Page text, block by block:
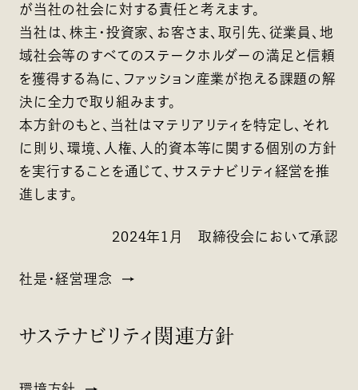
が当社の社会に対する責任と考えます。
当社は、株主・投資家、お客さま、取引先、従業員、地
域社会等のすべてのステークホルダーの満足と信頼
を獲得する為に、ファッション産業が抱える課題の解
決に全力で取り組みます。
本方針のもと、当社はマテリアリティを特定し、それ
に則り、環境、人権、人的資本等に関する個別の方針
を実行することを通じて、サステナビリティ経営を推
進します。
2024年1月 取締役会において承認
社是・経営理念
サステナビリティ関連方針